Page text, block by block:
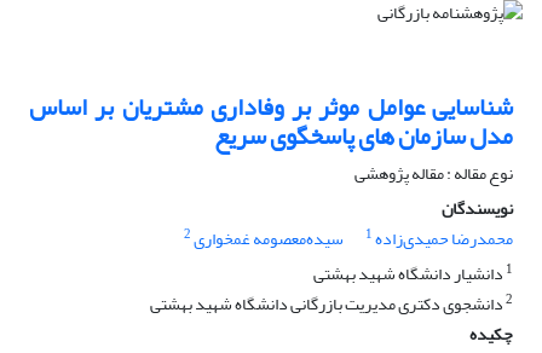
شناسایی عوامل موثر بر وفاداری مشتریان بر اساس
مدل سازمان های پاسخگوی سریع
نوع مقاله : مقاله پژوهشی
نویسندگان
محمدرضا حمیدی‌زاده1 سیده‌معصومه غمخواری2
1 دانشیار دانشگاه شهید بهشتی
2دانشجوی دکتری مدیریت بازرگانی دانشگاه شهید بهشتی
چکیده